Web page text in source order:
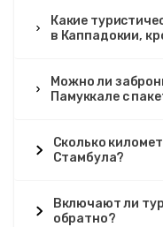
Какие
в Каппадокии,
Можно ли
Памуккале с
Сколько
Стамбула?
Включают ли
обратно?